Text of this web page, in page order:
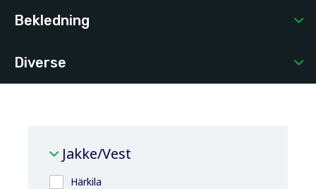
Bekledning
Diverse
Jakke/Vest
Härkila